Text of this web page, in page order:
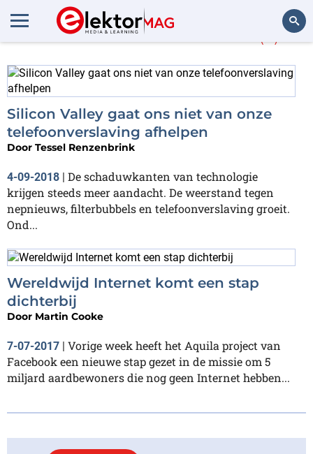
Meer over Facebook
Silicon Valley gaat ons niet van onze
telefoonverslaving afhelpen
Door Tessel Renzenbrink
4-09-2018 | De schaduwkanten van technologie
krijgen steeds meer aandacht. De weerstand tegen
nepnieuws, filterbubbels en telefoonverslaving groeit.
Ond...
Wereldwijd Internet komt een stap
dichterbij
Door Martin Cooke
7-07-2017 | Vorige week heeft het Aquila project van
Facebook een nieuwe stap gezet in de missie om 5
miljard aardbewoners die nog geen Internet hebben...